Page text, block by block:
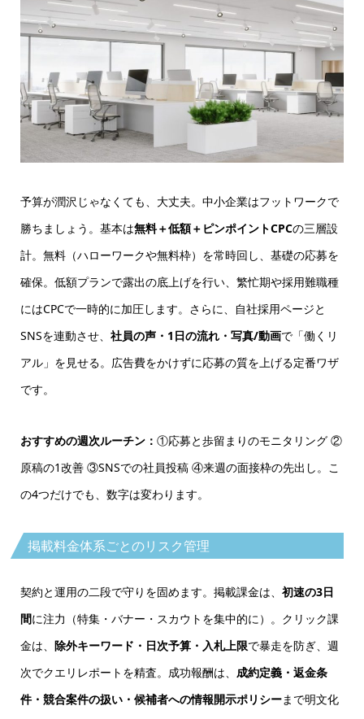
予算が潤沢じゃなくても、大丈夫。中小企業はフットワークで
勝ちましょう。基本は無料＋低額＋ピンポイントCPCの三層設
計。無料（ハローワークや無料枠）を常時回し、基礎の応募を
確保。低額プランで露出の底上げを行い、繁忙期や採用難職種
にはCPCで一時的に加圧します。さらに、自社採用ページと
SNSを連動させ、 社員の声・1日の流れ・写真/動画で「働くリ
アル」を見せる。広告費をかけずに応募の質を上げる定番ワザ
です。
おすすめの週次ルーチン： ①応募と歩留まりのモニタリング ②
原稿の1改善 ③SNSでの社員投稿 ④来週の面接枠の先出し。こ
の4つだけでも、数字は変わります。
掲載料金体系ごとのリスク管理
契約と運用の二段で守りを固めます。掲載課金は、 初速の3日
間に注力（特集・バナー・スカウトを集中的に）。クリック課
金は、 除外キーワード・日次予算・入札上限で暴走を防ぎ、週
次でクエリレポートを精査。成功報酬は、 成約定義・返金条
件・競合案件の扱い・候補者への情報開示ポリシーまで明文化